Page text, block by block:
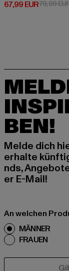
67,99 EUR
Derzeitiger Preis:
79,99
BEN!
Melde dich
erhalte
nds,
er E-Mail!
An welchen
MÄNNER
FRAUEN